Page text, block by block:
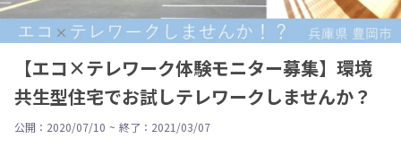
【エコ×テレワーク体験モニター募集】環境
共生型住宅でお試しテレワークしませんか？
公開：2020/07/10 ~ 終了：2021/03/07